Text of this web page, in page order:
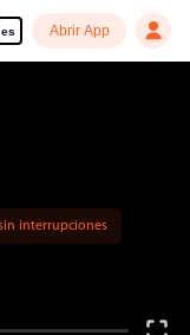
es Abrir App